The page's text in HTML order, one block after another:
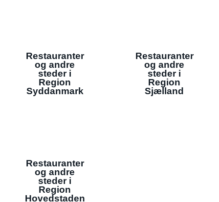
Restauranter
og andre
steder i
Region
Syddanmark
Restauranter
og andre
steder i
Region
Sjælland
Restauranter
og andre
steder i
Region
Hovedstaden